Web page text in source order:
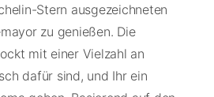
Stern ausgezeichneten
zu genießen. Die
mit einer Vielzahl an
dafür sind, und Ihr ein